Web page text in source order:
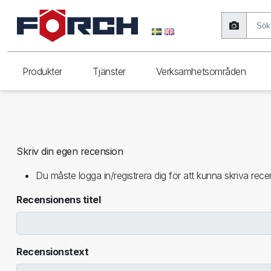
Produkter Tjänster Verksamhetsområden
Skriv din egen recension
Du måste logga in/registrera dig för att kunna skriva
Recensionens titel
Recensionstext